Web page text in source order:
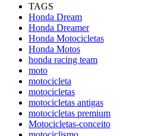
TAGS
Honda Dream
Honda Dreamer
Honda Motocicletas
Honda Motos
honda racing team
moto
motocicleta
motocicletas
motocicletas antigas
motocicletas premium
Motocicletas-conceito